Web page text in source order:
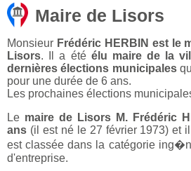
Maire de Lisors
Monsieur Frédéric HERBIN est le
Lisors. Il a été élu maire de la
dernières élections municipales
pour une durée de 6 ans.
Les prochaines élections
Le maire de Lisors M. Frédéric
ans (il est né le 27 février 1973) et
est classée dans la catégorie
d'entreprise.